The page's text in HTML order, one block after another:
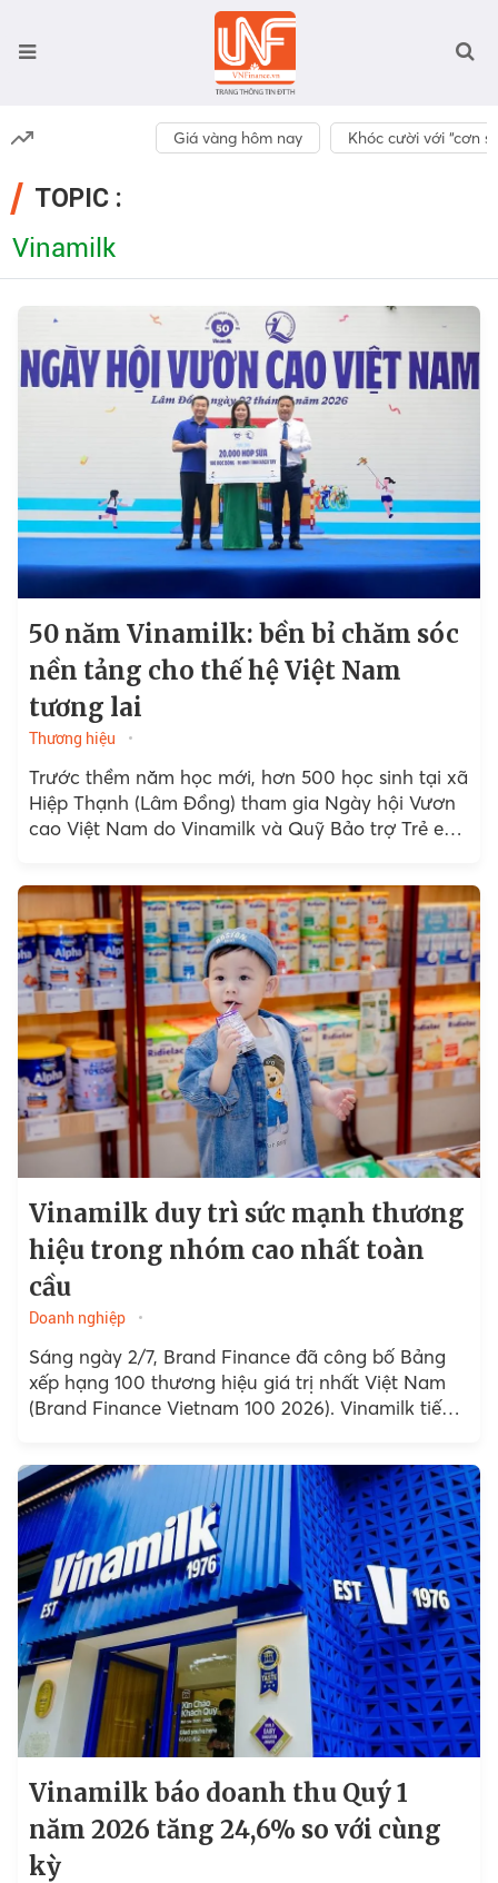
Giá vàng hôm nay Khóc cười với “cơn
TOPIC :
Vinamilk
50 năm Vinamilk: bền bỉ chăm sóc
nền tảng cho thế hệ Việt Nam
tương lai
Thương hiệu
Trước thềm năm học mới, hơn 500 học sinh tại xã
Hiệp Thạnh (Lâm Đồng) tham gia Ngày hội Vươn
cao Việt Nam do Vinamilk và Quỹ Bảo trợ Trẻ em
Vinamilk duy trì sức mạnh thương
hiệu trong nhóm cao nhất toàn
cầu
Doanh nghiệp
Sáng ngày 2/7, Brand Finance đã công bố Bảng
xếp hạng 100 thương hiệu giá trị nhất Việt Nam
(Brand Finance Vietnam 100 2026). Vinamilk tiếp
thứ 2 suốt 4 năm qua.
Vinamilk báo doanh thu Quý 1
năm 2026 tăng 24,6% so với cùng
kỳ